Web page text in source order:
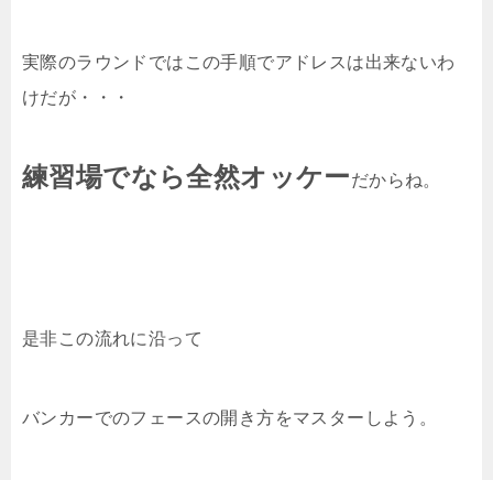
実際のラウンドではこの手順でアドレスは出来ないわ
けだが・・・
練習場でなら全然オッケーだからね。
是非この流れに沿って
バンカーでのフェースの開き方をマスターしよう。